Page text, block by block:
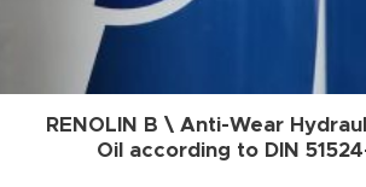
RENOLIN B \ Anti-Wear
Oil according to DIN